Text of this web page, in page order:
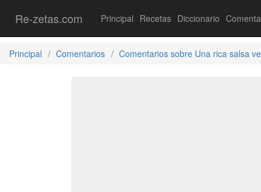
Re-zetas.com Principal Recetas Diccionario
Principal Comentarios Comentarios sobre Una rica salsa